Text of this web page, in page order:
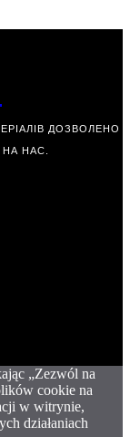
ДОЗВОЛЕНО
НАС.
„Zezwól na
cookie na
w witrynie,
działaniach